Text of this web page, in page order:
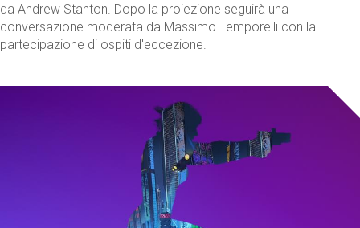
da Andrew Stanton. Dopo la proiezione seguirà una
conversazione moderata da Massimo Temporelli con la
partecipazione di ospiti d'eccezione.